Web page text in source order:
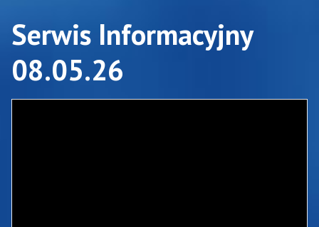
Serwis Informacyjny
08.05.26